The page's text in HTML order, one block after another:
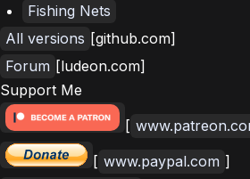
Fishing Nets
All versions [github.com]
Forum [ludeon.com]
Support Me
[
[ www.paypal.com ]